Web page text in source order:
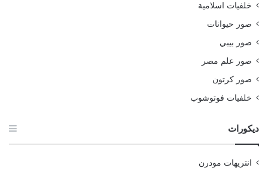
خلفيات اسلامية
صور حيوانات
صور بيبي
صور علم مصر
صور كرتون
خلفيات فوتوشوب
ديكورات
انتريهات مودرن